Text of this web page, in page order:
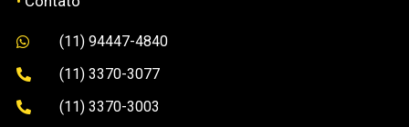
 (11) 94447-4840
 (11) 3370-3077
 (11) 3370-3003